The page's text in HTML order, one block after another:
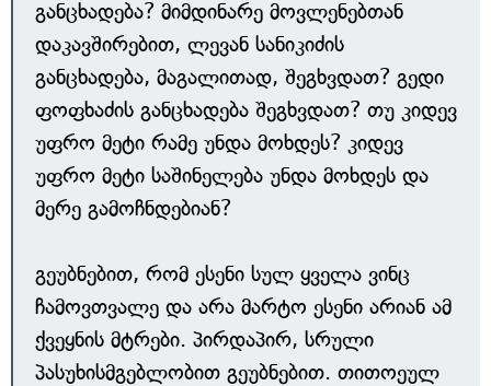
განცხადება? მიმდინარე მოვლენებთან
დაკავშირებით, ლევან სანიკიძის
განცხადება, მაგალითად, შეგხვდათ? გედი
ფოფხაძის განცხადება შეგხვდათ? თუ კიდევ
უფრო მეტი რამე უნდა მოხდეს? კიდევ
უფრო მეტი საშინელება უნდა მოხდეს და
მერე გამოჩნდებიან?
გეუბნებით, რომ ესენი სულ ყველა ვინც
ჩამოვთვალე და არა მარტო ესენი არიან ამ
ქვეყნის მტრები. პირდაპირ, სრული
პასუხისმგებლობით გეუბნებით. თითოეულ